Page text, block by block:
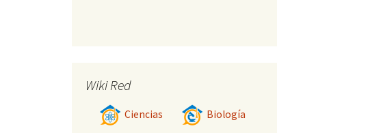
Wiki Red
Ciencias Biología